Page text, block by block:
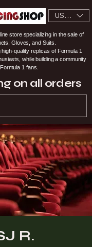
USD ($)
store specializing in the sale of
Gloves, and Suits.
quality replicas of Formula 1
while building a community
1 fans.
on all orders
R.